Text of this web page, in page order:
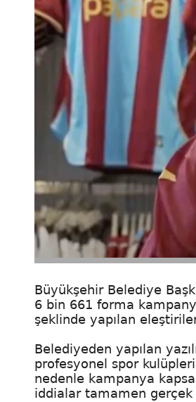
Büyükşehir Belediye
6 bin 661 forma
şeklinde yapılan
Belediyeden yapılan
profesyonel spor
nedenle kampanya
iddialar tamamen gerçek